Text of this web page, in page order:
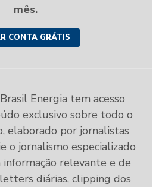
mês.
CONTA GRÁTIS
Energia tem acesso
exclusivo sobre todo o
elaborado por jornalistas
o jornalismo especializado
informação relevante e de
diárias, clipping dos